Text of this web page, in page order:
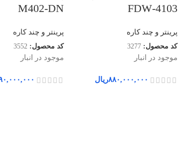
4103-FDW
پرینتر و چند کاره
کد محصول: 3277
موجود در انبار
۸۸۰,۰۰۰,۰۰۰ریال
M402-DN
پرینتر و چند کاره
کد محصول: 3552
موجود در انبار